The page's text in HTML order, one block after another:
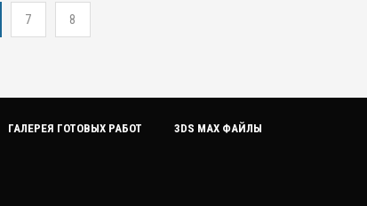
7 8
ГАЛЕРЕЯ ГОТОВЫХ РАБОТ 3DS MAX ФАЙЛЫ